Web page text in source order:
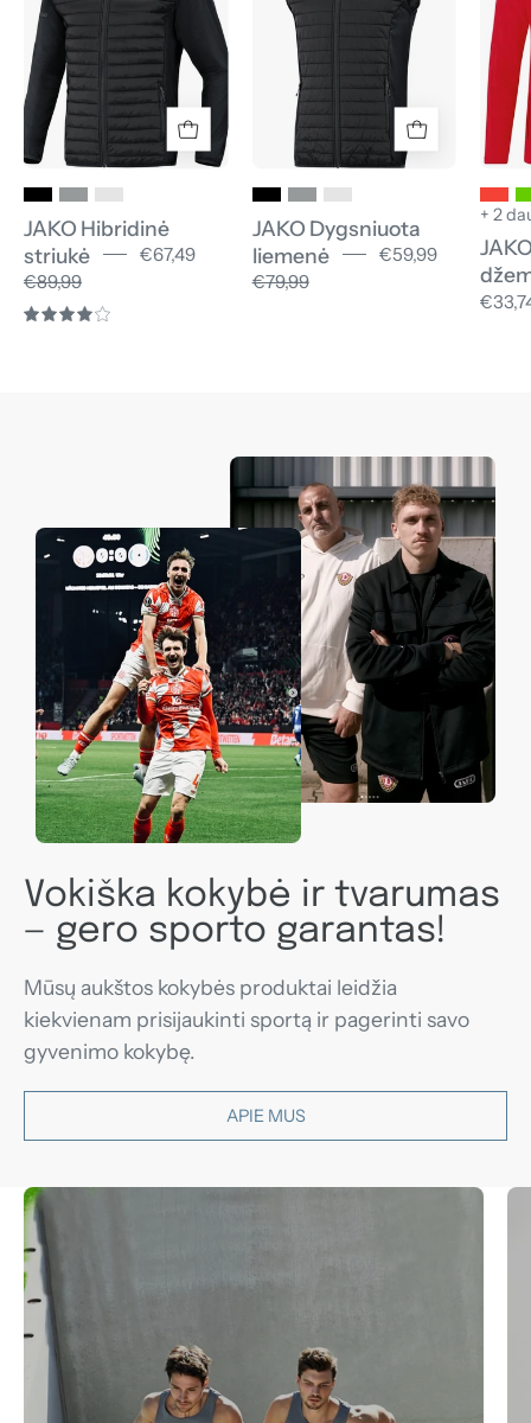
JAKO Hibridinė
striukė
€67,49
€89,99
JAKO Dygsniuota
liemenė
€59,99
€79,99
+ 2
Vokiška kokybė ir tvarumas
— gero sporto garantas!
Mūsų aukštos kokybės produktai leidžia
kiekvienam prisijaukinti sportą ir pagerinti savo
gyvenimo kokybę.
APIE MUS